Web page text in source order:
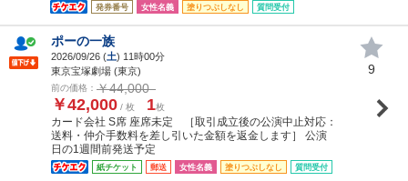
発券番号 女性名義 塗りつぶしなし 質問受付
ポーの一族
2026/09/26 (土) 11時00分
東京宝塚劇場 (東京)
前の価格： ￥44,000
￥42,000 / 枚 1枚
カード会社 S席 座席未定 ［取引成立後の公演中止対応：
送料・仲介手数料を差し引いた金額を返金します］ 公演
日の1週間前発送予定
紙チケット 郵送 女性名義 塗りつぶしなし 質問受付
9